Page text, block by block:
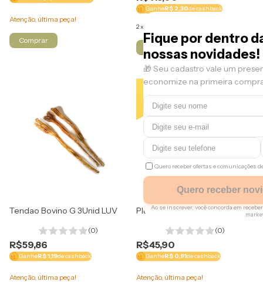
Fique por dentro
nossas novidades!
🎁 Seu cadastro vale um
economize na primeira
Quero receber ofertas e comunicações
Quero receber
Ao se inscrever, você concorda em
Regras
Apenas um resgate por
navegação e para
Atenção, última peça!
GanheR$ 2,30de cashback
2x
Tendao Bovino G 3Unid LUV
(0)
R$59,86
GanheR$ 1,19de cashback
Atenção, última peça!
Plutos Queijo e Chorizo P
(0)
R$45,90
GanheR$ 0,91de cashback
Atenção, última peça!